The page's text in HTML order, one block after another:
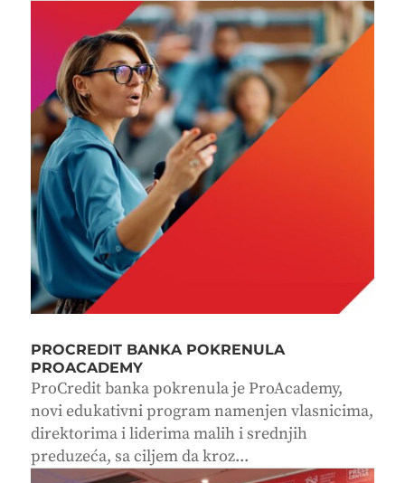
PROCREDIT BANKA POKRENULA
PROACADEMY
ProCredit banka pokrenula je ProAcademy,
novi edukativni program namenjen vlasnicima,
direktorima i liderima malih i srednjih
preduzeća, sa ciljem da kroz...